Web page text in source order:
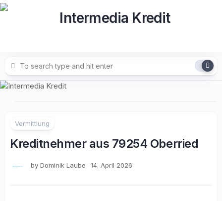
Skip
Vermittlung
Kreditnehmer aus 79254 Oberried
by Dominik Laube 14. April 2026